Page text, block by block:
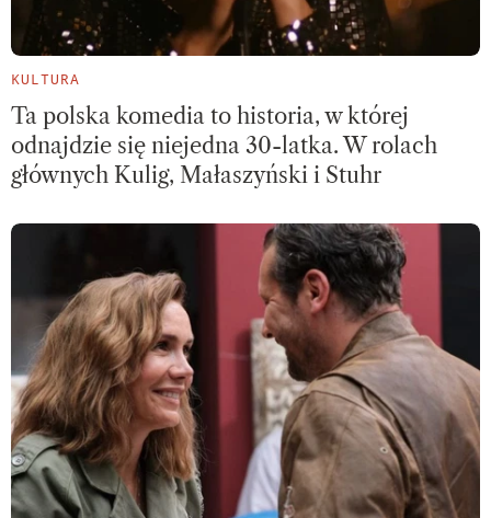
KULTURA
Ta polska komedia to historia, w której
odnajdzie się niejedna 30-latka. W rolach
głównych Kulig, Małaszyński i Stuhr